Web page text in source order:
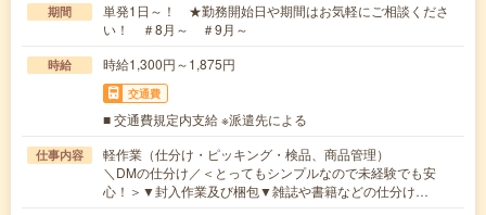
期間
単発1日～！ ★勤務開始日や期間はお気軽にご相談くださ
い！ ＃8月～ ＃9月～
時給 時給1,300円～1,875円
交通費
■ 交通費規定内支給 ※派遣先による
仕事内容
軽作業（仕分け・ピッキング・検品、商品管理）
＼DMの仕分け／＜とってもシンプルなので未経験でも安
心！＞▼封入作業及び梱包▼雑誌や書籍などの仕分け…